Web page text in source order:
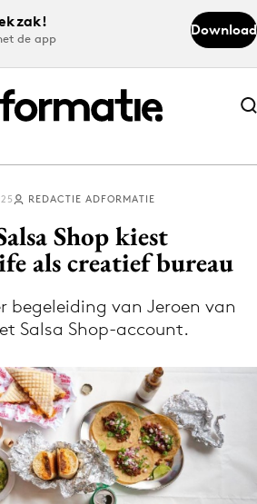
de app
Download
Abonneer nu
Abonneer nu
nieuws via de Adformatie
Nieuws app
REDACTIE ADFORMATIE
Shop kiest
als creatief bureau
begeleiding van Jeroen van
Salsa Shop-account.